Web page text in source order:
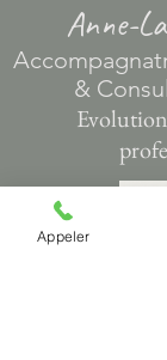
Anne-
&
Appeler